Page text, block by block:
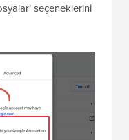
seçeneklerini